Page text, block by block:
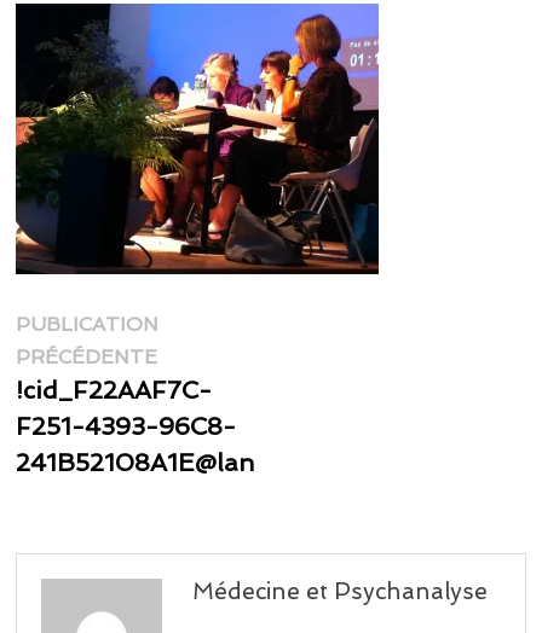
Navigation
de
l’article
PUBLICATION
PRÉCÉDENTEPublication
précédente :
!cid_F22AAF7C-
F251-4393-96C8-
241B52108A1E@lan
Médecine et Psychanalyse